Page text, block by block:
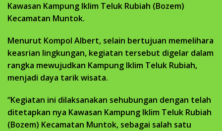
Kawasan Kampung Iklim Teluk Rubiah (Bozem)
Kecamatan Muntok.
Menurut Kompol Albert, selain bertujuan memelihara
keasrian lingkungan, kegiatan tersebut digelar dalam
rangka mewujudkan Kampung Iklim Teluk Rubiah,
menjadi daya tarik wisata.
“Kegiatan ini dilaksanakan sehubungan dengan telah
ditetapkan nya Kawasan Kampung Iklim Teluk Rubiah
(Bozem) Kecamatan Muntok, sebagai salah satu